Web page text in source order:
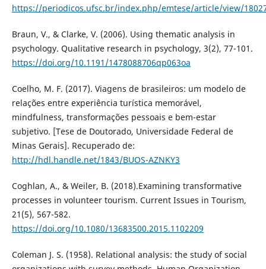
https://periodicos.ufsc.br/index.php/emtese/article/view/
Braun, V., & Clarke, V. (2006). Using thematic analysis in
psychology. Qualitative research in psychology, 3(2), 77-101.
https://doi.org/10.1191/1478088706qp063oa
Coelho, M. F. (2017). Viagens de brasileiros: um modelo de
relações entre experiência turística memorável,
mindfulness, transformações pessoais e bem-estar
subjetivo. [Tese de Doutorado, Universidade Federal de
Minas Gerais]. Recuperado de:
http://hdl.handle.net/1843/BUOS-AZNKY3
Coghlan, A., & Weiler, B. (2018).Examining transformative
processes in volunteer tourism. Current Issues in Tourism,
21(5), 567-582.
https://doi.org/10.1080/13683500.2015.1102209
Coleman J. S. (1958). Relational analysis: the study of social